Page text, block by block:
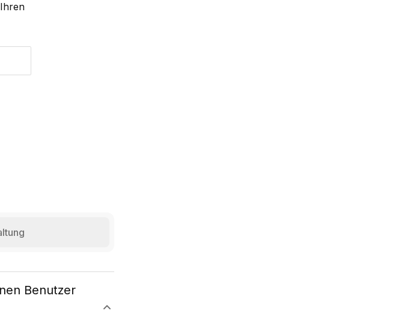
Benutzer